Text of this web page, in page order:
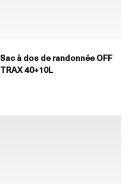
Sac à dos de randonnée OFF
TRAX 40+10L